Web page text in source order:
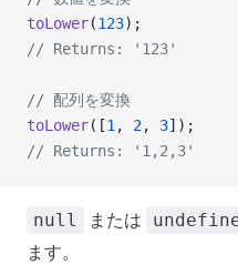
toLower(123);
// Returns: '123'
// 配列を変換
toLower([1 , 2, 3]);
// Returns: '1,2,3'
null または
ます。